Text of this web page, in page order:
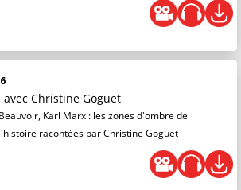
avec Christine Goguet
Karl Marx : les zones d'ombre de
racontées par Christine Goguet